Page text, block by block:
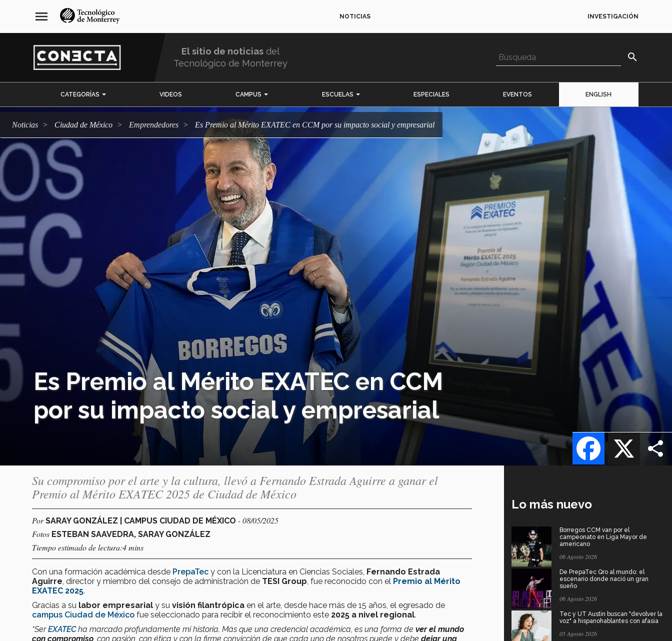
navegación
principal
menu NOTICIAS INVESTIGACIÓN
El sitio de noticias del
Tecnológico de Monterrey
search
CATEGORÍAS VIDEOS CAMPUS ESCUELAS ESPECIALES EVENTOS ENGLISH
Noticias Ciudad de México emprendedores Es Premio al Mérito EXATEC en CCM por su impacto social y empresarial
Es Premio al Mérito EXATEC en CCM
por su impacto social y empresarial
X
Facebook
Su compromiso por el arte y la cultura, llevó a Fernando Estrada Aguirre a ganar el
Premio al Mérito EXATEC 2025 de Ciudad de México
PorSARAY GONZÁLEZ | CAMPUS CIUDAD DE MÉXICO - 08/05/2025
Fotos ESTEBAN SAAVEDRA, SARAY GONZÁLEZ
Tiempo estimado de lectura:4 mins
Con una formación académica desde PrepaTec y con la Licenciatura en Ciencias Sociales, Fernando Estrada
Aguirre , director y miembro del consejo de administración de TESI Group , fue reconocido con el Premio al Mérito
EXATEC 2025.
Gracias a su labor empresarial y su visión filantrópica en el arte, desde hace más de 15 años, el egresado de
campus Ciudad de México fue seleccionado para recibir el reconocimiento este 2025 a nivel regional.
“SerEXATECha marcado profundamente mi historia. Más que una credencial académica, es una forma de ver el mundo
con compromiso , con pasión, con ética y con la firme convicción de que cada uno de nosotros puede y debe dejar una
Lo más nuevo
Borregos CCM van por el
campeonato en Liga Mayor de
americano
06 Agosto 2026
De PrepaTec Qro al mundo: el
escenario donde nació un gran
sueño
06 Agosto 2026
Tec y UT Austin buscan "devolver la
voz" a hispanohablantes con afasia
05 Agosto 2026